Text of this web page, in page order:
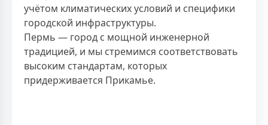
учётом климатических условий и специфики
городской инфраструктуры.
Пермь — город с мощной инженерной
традицией, и мы стремимся соответствовать
высоким стандартам, которых
придерживается Прикамье.